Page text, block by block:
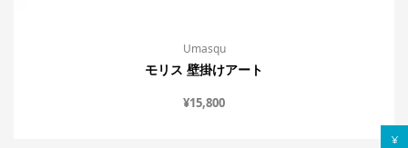
¥
Umasqu
モリス 壁掛けアート
¥15,800